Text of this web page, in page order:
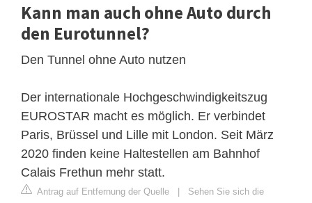
Kann man auch ohne Auto durch
den Eurotunnel?
Den Tunnel ohne Auto nutzen
Der internationale Hochgeschwindigkeitszug
EUROSTAR macht es möglich. Er verbindet
Paris, Brüssel und Lille mit London. Seit März
2020 finden keine Haltestellen am Bahnhof
Calais Frethun mehr statt.
Antrag auf Entfernung der Quelle | Sehen Sie sich die